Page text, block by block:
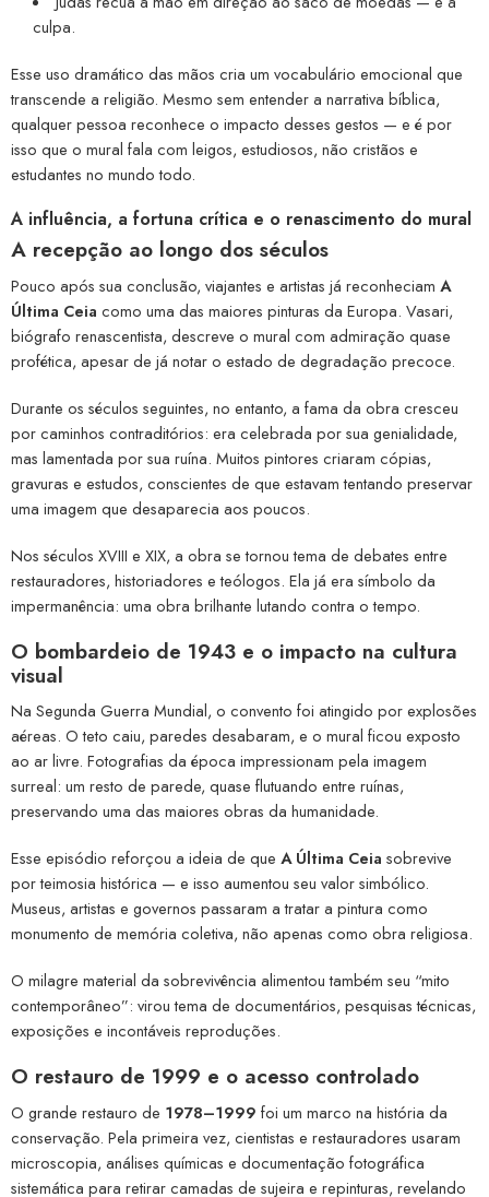
culpa.
Esse uso dramático das mãos cria um vocabulário emocional que
transcende a religião. Mesmo sem entender a narrativa bíblica,
qualquer pessoa reconhece o impacto desses gestos — e é por
isso que o mural fala com leigos, estudiosos, não cristãos e
estudantes no mundo todo.
A influência, a fortuna crítica e o renascimento do mural
A recepção ao longo dos séculos
Pouco após sua conclusão, viajantes e artistas já reconheciam A
Última Ceia como uma das maiores pinturas da Europa. Vasari,
biógrafo renascentista, descreve o mural com admiração quase
profética, apesar de já notar o estado de degradação precoce.
Durante os séculos seguintes, no entanto, a fama da obra cresceu
por caminhos contraditórios: era celebrada por sua genialidade,
mas lamentada por sua ruína. Muitos pintores criaram cópias,
gravuras e estudos, conscientes de que estavam tentando preservar
uma imagem que desaparecia aos poucos.
Nos séculos XVIII e XIX, a obra se tornou tema de debates entre
restauradores, historiadores e teólogos. Ela já era símbolo da
impermanência: uma obra brilhante lutando contra o tempo.
O bombardeio de 1943 e o impacto na cultura
visual
Na Segunda Guerra Mundial, o convento foi atingido por explosões
aéreas. O teto caiu, paredes desabaram, e o mural ficou exposto
ao ar livre. Fotografias da época impressionam pela imagem
surreal: um resto de parede, quase flutuando entre ruínas,
preservando uma das maiores obras da humanidade.
Esse episódio reforçou a ideia de que A Última Ceia sobrevive
por teimosia histórica — e isso aumentou seu valor simbólico.
Museus, artistas e governos passaram a tratar a pintura como
monumento de memória coletiva, não apenas como obra religiosa.
O milagre material da sobrevivência alimentou também seu “mito
contemporâneo”: virou tema de documentários, pesquisas técnicas,
exposições e incontáveis reproduções.
O restauro de 1999 e o acesso controlado
O grande restauro de 1978–1999 foi um marco na história da
conservação. Pela primeira vez, cientistas e restauradores usaram
microscopia, análises químicas e documentação fotográfica
sistemática para retirar camadas de sujeira e repinturas, revelando